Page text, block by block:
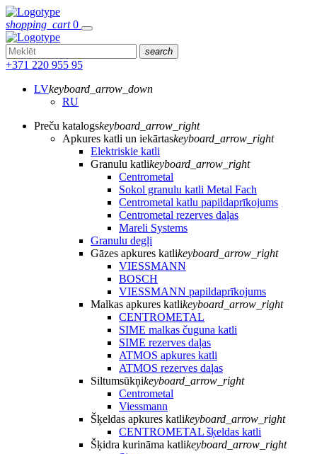
shopping_cart 0
search
+371 220 955 95
LVkeyboard_arrow_down
RU
Preču katalogskeyboard_arrow_right
Apkures katli un iekārtaskeyboard_arrow_right
Elektriskie katli
Granulu katlikeyboard_arrow_right
Centrometal
Sokol granulu katli Metal Fach
Centrometal katlu papildaprīkojums
Centrometal rezerves daļas
Mareli Systems
Granulu degļi
Gāzes apkures katlikeyboard_arrow_right
VIESSMANN
BOSCH
VIESSMANN papildaprīkojums
Malkas apkures katlikeyboard_arrow_right
CENTROMETAL
SIME malkas čuguna katli
SIME rezerves daļas
ATMOS apkures katli
ATMOS rezerves daļas
Siltumsūkņikeyboard_arrow_right
Centrometal
Viessmann
Šķeldas apkures katlikeyboard_arrow_right
CENTROMETAL šķeldas katli
Šķidra kurināma katlikeyboard_arrow_right